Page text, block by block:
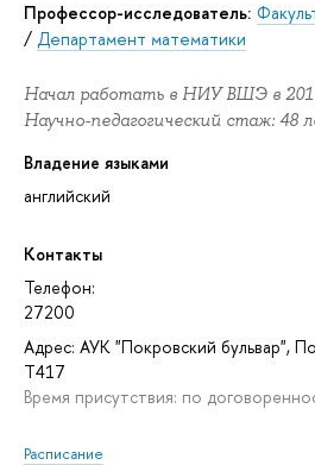
Профессор-исследователь:
/ Департамент математики
Начал работать в НИУ ВШЭ в
Научно-педагогический стаж: 48
Владение языками
английский
Контакты
Телефон:
27200
Адрес: АУК "Покровский бульвар",
T417
Время присутствия: по
Расписание